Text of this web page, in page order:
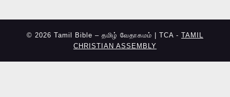
© 2026 Tamil Bible – தமிழ் வேதாகமம் | TCA - TAMIL
CHRISTIAN ASSEMBLY